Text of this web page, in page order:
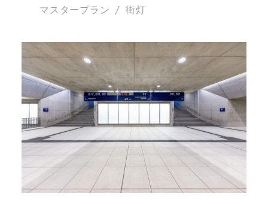
マスタープラン / 街灯
アウグスブルク交通ハブ